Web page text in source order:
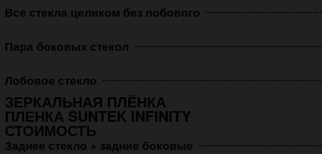
Все стекла целиком без лобового
Пара боковых стекол
Лобовое стекло
ЗЕРКАЛЬНАЯ ПЛЁНКА
ПЛЕНКА SUNTEK INFINITY
СТОИМОСТЬ
Заднее стекло + задние боковые